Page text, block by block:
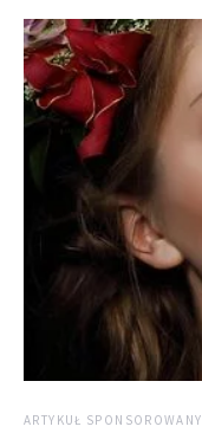
ARTYKUŁ SPONSOROWANY